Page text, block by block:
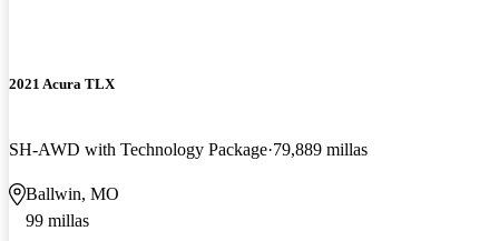
2021 Acura TLX
SH-AWD with Technology Package 79,889 millas
Ballwin, MO
99 millas